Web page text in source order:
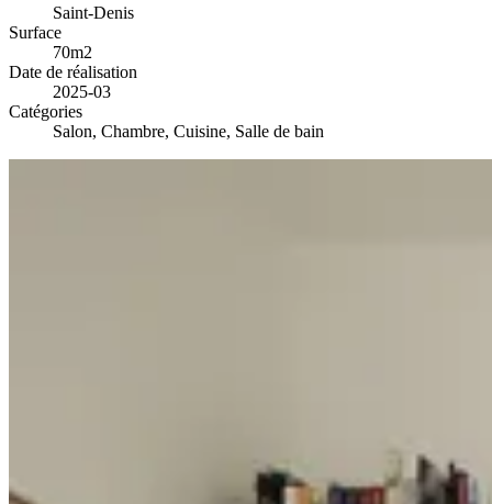
Saint-Denis
Surface
70m2
Date de réalisation
2025-03
Catégories
Salon, Chambre, Cuisine, Salle de bain